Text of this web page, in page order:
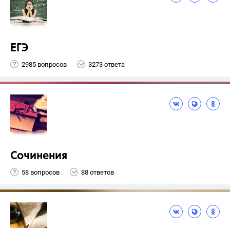
ЕГЭ
2985 вопросов 3273 ответа
Сочинения
58 вопросов 88 ответов